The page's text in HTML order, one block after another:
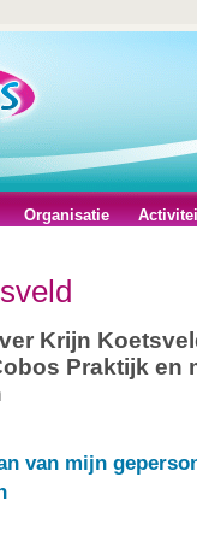
Organisatie
Krijn
Praktijk en
van mijn